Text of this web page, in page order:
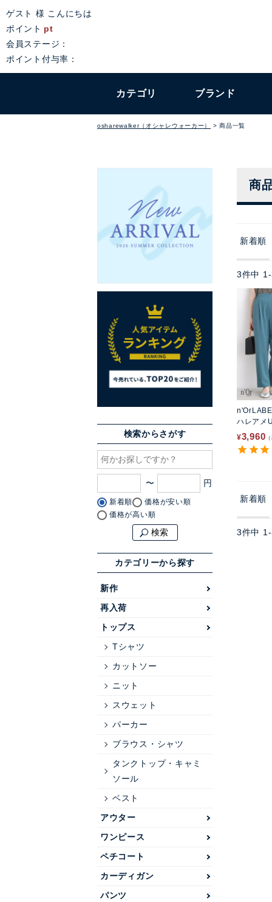
ゲスト 様 こんにちは
ポイント pt
会員ステージ：
ポイント付与率：
カテゴリ ブランド
osharewalker（オシャレウォーカー） 商品一覧
検索からさがす
〜
新着順
価格が安い順
価格が高い順
検索
カテゴリーから探す
新作
再入荷
トップス
Tシャツ
カットソー
ニット
スウェット
パーカー
ブラウス・シャツ
タンクトップ・キャミ
ソール
ベスト
アウター
ワンピース
ペチコート
カーディガン
パンツ
商
新着順
3件中 1 -
ハレアメ
ツ
¥3,960
新着順
3件中 1 -